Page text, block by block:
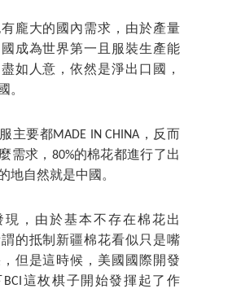
龐大的國內需求，由於產量
成為世界第一且服裝生產能
如人意，依然是淨出口國，
。
主要都MADE IN CHINA，反而
需求，80%的棉花都進行了出
地自然就是中國。
現，由於基本不存在棉花出
的抵制新疆棉花看似只是嘴
但是這時候，美國國際開發
這枚棋子開始發揮起了作